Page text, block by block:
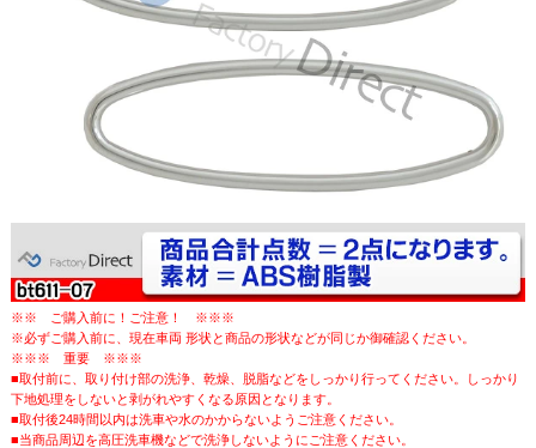
※※ ご購入前に！ご注意！ ※※※
※必ずご購入前に、現在車両 形状と商品の形状などが同じか御確認ください。
※※※ 重要 ※※※
■取付前に、取り付け部の洗浄、乾燥、脱脂などをしっかり行ってください。しっかり
下地処理をしないと剥がれやすくなる原因となります。
■取付後24時間以内は洗車や水のかからないようご注意ください。
■当商品周辺を高圧洗車機などで洗浄しないようにご注意ください。